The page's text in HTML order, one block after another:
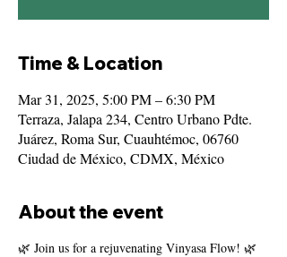
Time & Location
Mar 31, 2025, 5:00 PM – 6:30 PM
Terraza, Jalapa 234, Centro Urbano Pdte.
Juárez, Roma Sur, Cuauhtémoc, 06760
Ciudad de México, CDMX, México
About the event
🌿 Join us for a rejuvenating Vinyasa Flow! 🌿